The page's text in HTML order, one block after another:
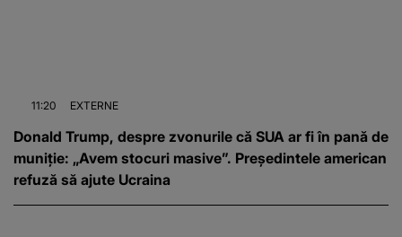
11:20 EXTERNE
Donald Trump, despre zvonurile că SUA ar fi în pană de
muniție: „Avem stocuri masive”. Președintele american
refuză să ajute Ucraina